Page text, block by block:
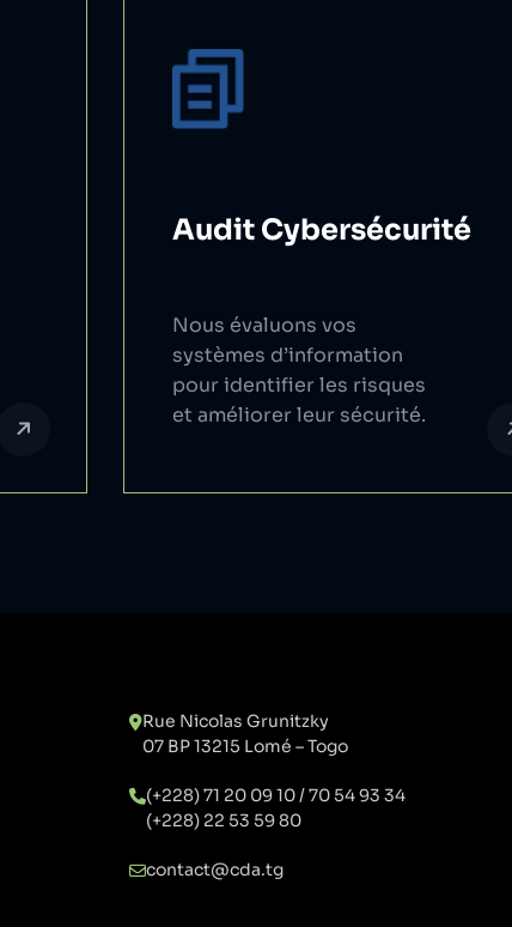
Audit Cybersécurité
Nous évaluons vos
systèmes d’information
pour identifier les risques
et améliorer leur sécurité.
Rue Nicolas Grunitzky
07 BP 13215 Lomé – Togo
(+228) 71 20 09 10 / 70 54 93 34
(+228) 22 53 59 80
contact@cda.tg